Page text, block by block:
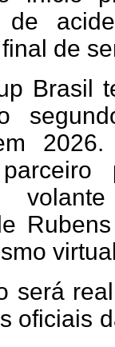
de
de
Brasil
será
oficiais